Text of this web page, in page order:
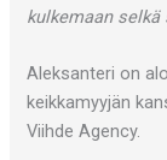
kulkemaan selkä
Aleksanteri on
keikkamyyjän
Viihde Agency.